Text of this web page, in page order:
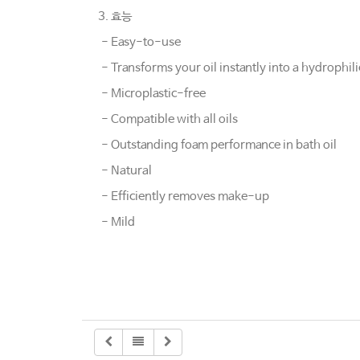
3. 효능
- Easy-to-use
- Transforms your oil instantly into a
- Microplastic-free
- Compatible with all oils
- Outstanding foam performance in bath oil
- Natural
- Efficiently removes make-up
- Mild​